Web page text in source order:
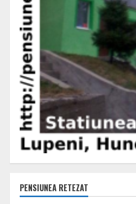
PENSIUNEA RETEZAT